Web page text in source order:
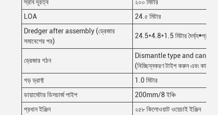
স্রাব দূরত্ব
২০০ মিটার
LOA
24.৫ মিটার
Dredger after assembly (ড্রেজার
সমাবেশের পর)
24.5*4.8*1.5 মিটার দৈর্ঘ্য*প্রস্থ*
ড্রেজার গঠন
Dismantle type and can
(বিচ্ছিন্নকরণ টাইপ করুন এবং কাজের
গড় ড্রাফ্ট
1.0 মিটার
ডায়ামেটার ডিসচার্জ পাইপ
200mm/8 ইঞ্চি
প্রধান ইঞ্জিন
২৫৮ কিলোওয়াট ওয়েচাই ইঞ্জিন